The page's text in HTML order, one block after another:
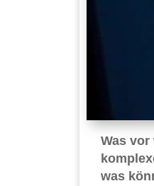
Was
was